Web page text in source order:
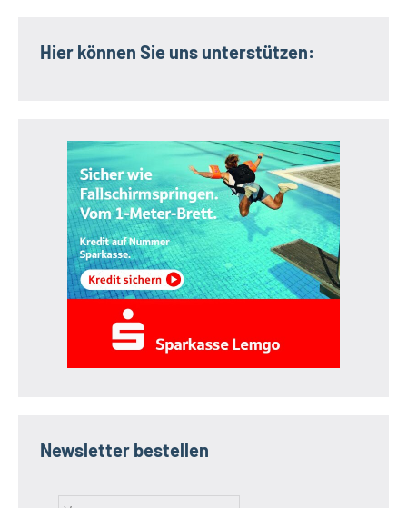
Hier können Sie uns unterstützen:
Newsletter bestellen